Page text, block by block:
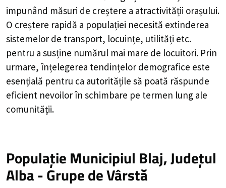
impunând măsuri de creștere a atractivității orașului.
O creștere rapidă a populației necesită extinderea
sistemelor de transport, locuințe, utilități etc.
pentru a susține numărul mai mare de locuitori. Prin
urmare, înțelegerea tendințelor demografice este
esențială pentru ca autoritățile să poată răspunde
eficient nevoilor în schimbare pe termen lung ale
comunității.
Populație Municipiul Blaj, Județul
Alba - Grupe de Vârstă